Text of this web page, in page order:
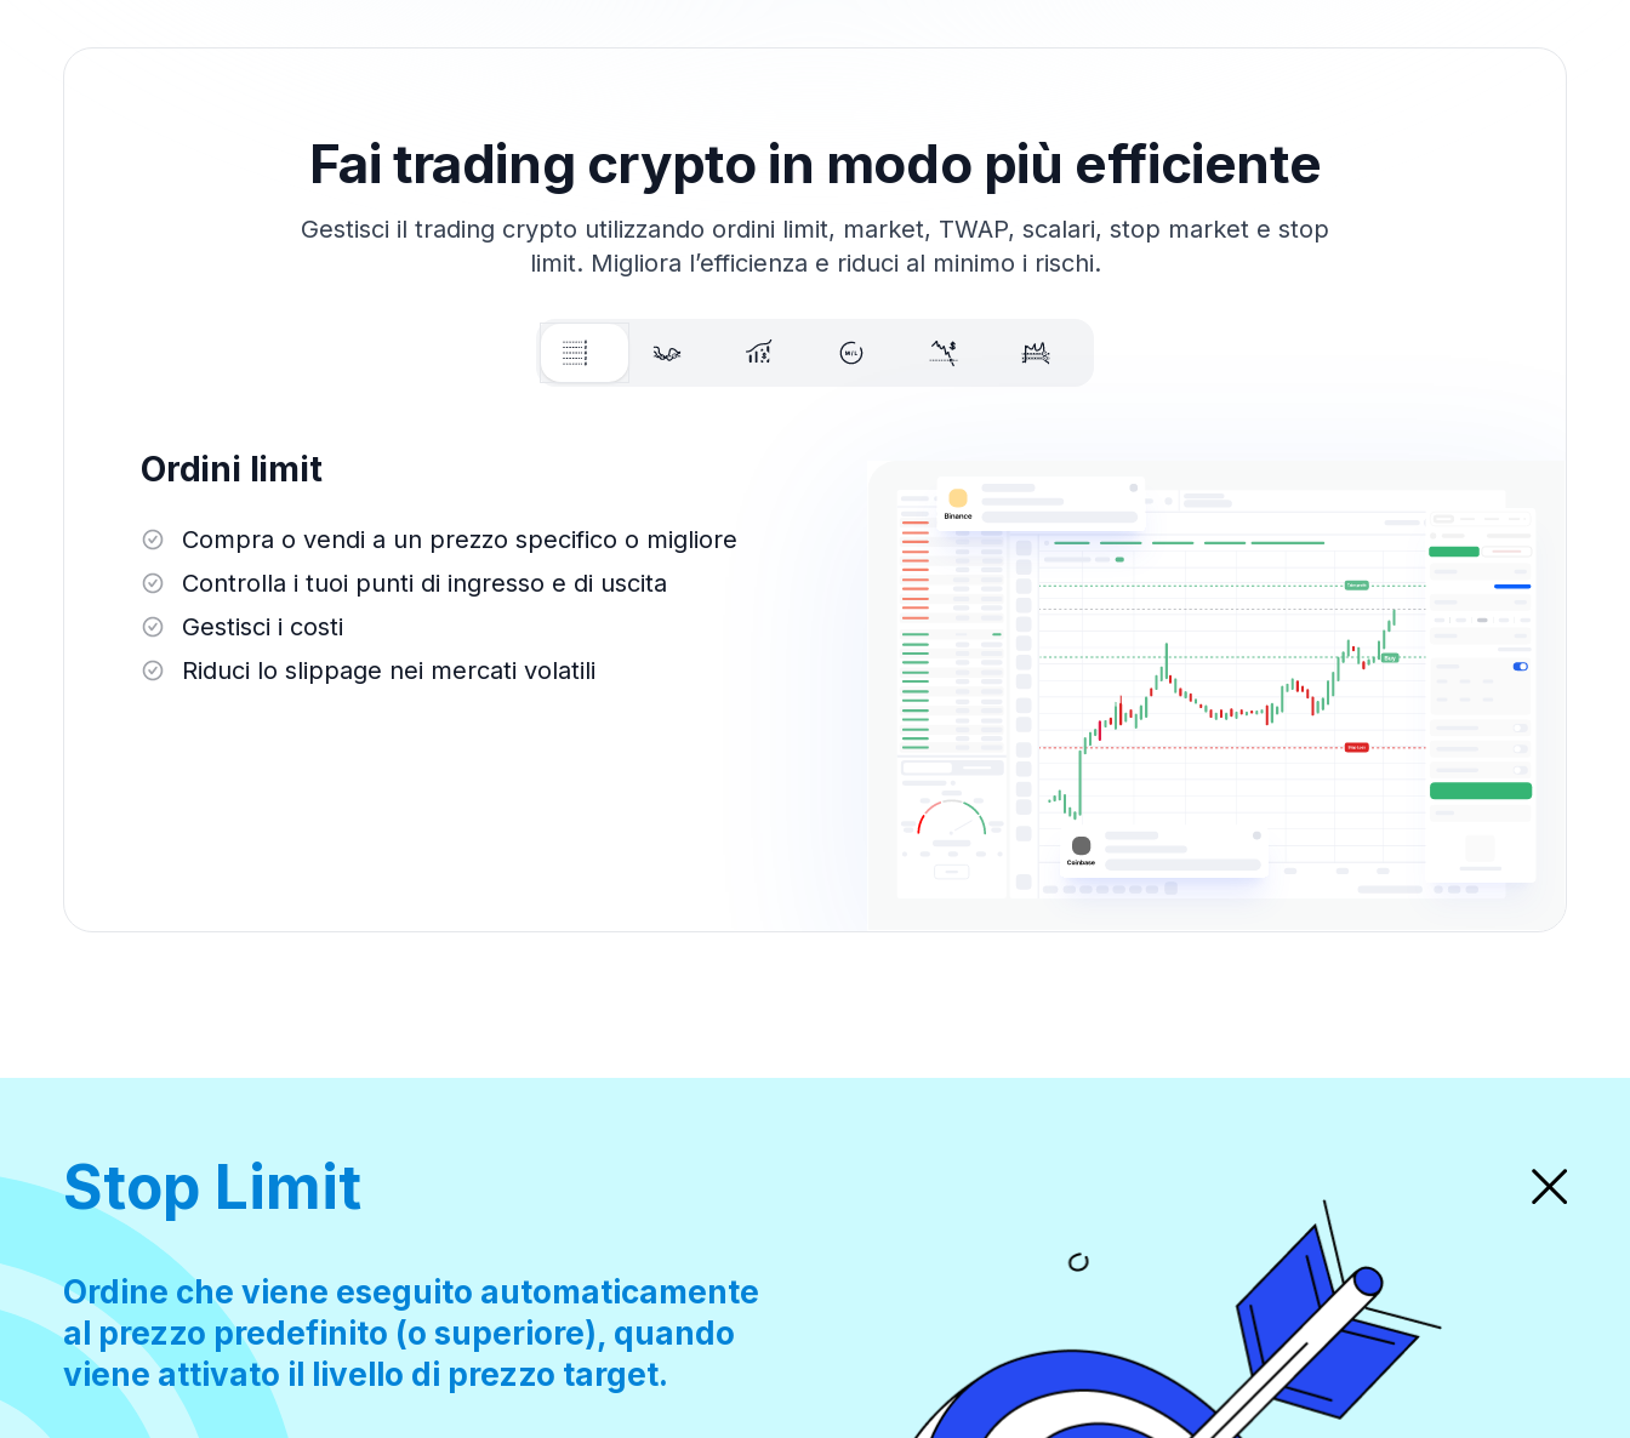
Fai trading crypto in modo più efficiente
Gestisci il trading crypto utilizzando ordini limit, market, TWAP, scalari, stop market e stop
limit. Migliora l’efficienza e riduci al minimo i rischi.
Ordini limit
Compra o vendi a un prezzo specifico o migliore
Controlla i tuoi punti di ingresso e di uscita
Gestisci i costi
Riduci lo slippage nei mercati volatili
Stop Limit
Ordine che viene eseguito automaticamente
al prezzo predefinito (o superiore), quando
viene attivato il livello di prezzo target.